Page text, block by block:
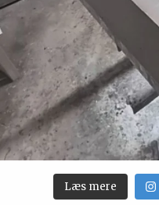
Læs mere